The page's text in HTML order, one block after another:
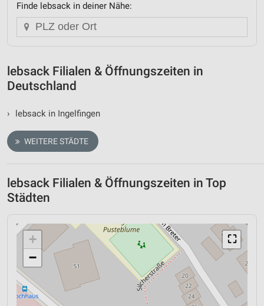
Finde lebsack in deiner Nähe:
lebsack Filialen & Öffnungszeiten in
Deutschland
› lebsack in Ingelfingen
WEITERE STÄDTE
lebsack Filialen & Öffnungszeiten in Top
Städten
⛶
+
−